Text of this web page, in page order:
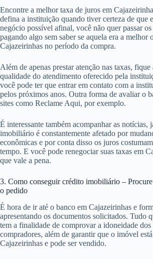
Encontre a melhor taxa de juros em
defina a instituição quando tiver certeza de que
negócio possível afinal, você não quer passar
pagando algo sem saber se aquela era a melhor
Cajazeirinhas no período da compra.
Além de apenas prestar atenção nas taxas, fique
qualidade do atendimento oferecido pela
você pode ter que entrar em contato com a
pelos próximos anos. Outra forma de avaliar o
sites como Reclame Aqui, por exemplo.
É interessante também acompanhar as notícias,
imobiliário é constantemente afetado por
econômicas e por conta disso os juros
tempo. E você pode renegociar suas taxas em
que vale a pena.
3. Como conseguir crédito imobiliário –
o pedido
É hora de ir até o banco em Cajazeirinhas e
apresentando os documentos solicitados. Tudo
tem a finalidade de comprovar a idoneidade dos
compradores, além de garantir que o imóvel
Cajazeirinhas e pode ser vendido.